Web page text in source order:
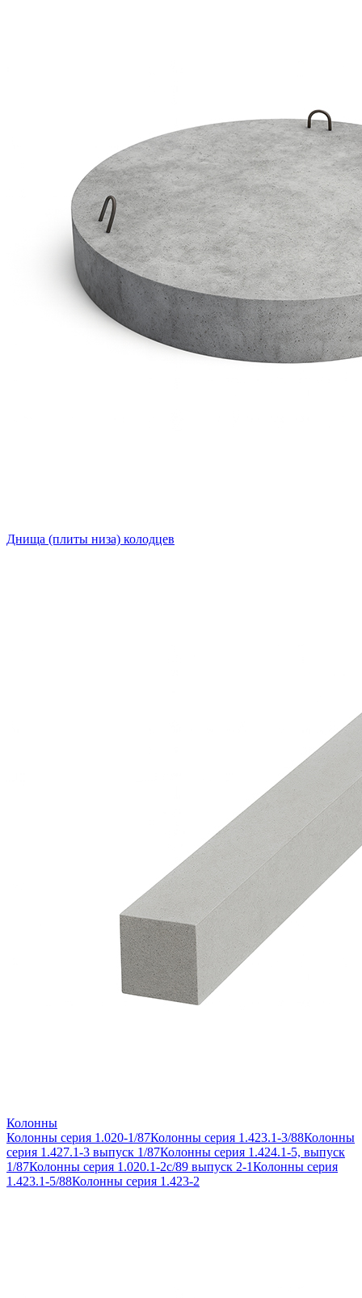
Днища (плиты низа) колодцев
Колонны
Колонны серия 1.020-1/87Колонны серия 1.423.1-3/88Колонны
серия 1.427.1-3 выпуск 1/87Колонны серия 1.424.1-5, выпуск
1/87Колонны серия 1.020.1-2с/89 выпуск 2-1Колонны серия
1.423.1-5/88Колонны серия 1.423-2